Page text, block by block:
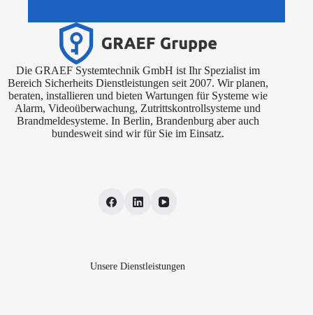
Die GRAEF Systemtechnik GmbH ist Ihr Spezialist im
Bereich Sicherheits Dienstleistungen seit 2007. Wir planen,
beraten, installieren und bieten Wartungen für Systeme wie
Alarm, Videoüberwachung, Zutrittskontrollsysteme und
Brandmeldesysteme. In Berlin, Brandenburg aber auch
bundesweit sind wir für Sie im Einsatz.
Unsere Dienstleistungen